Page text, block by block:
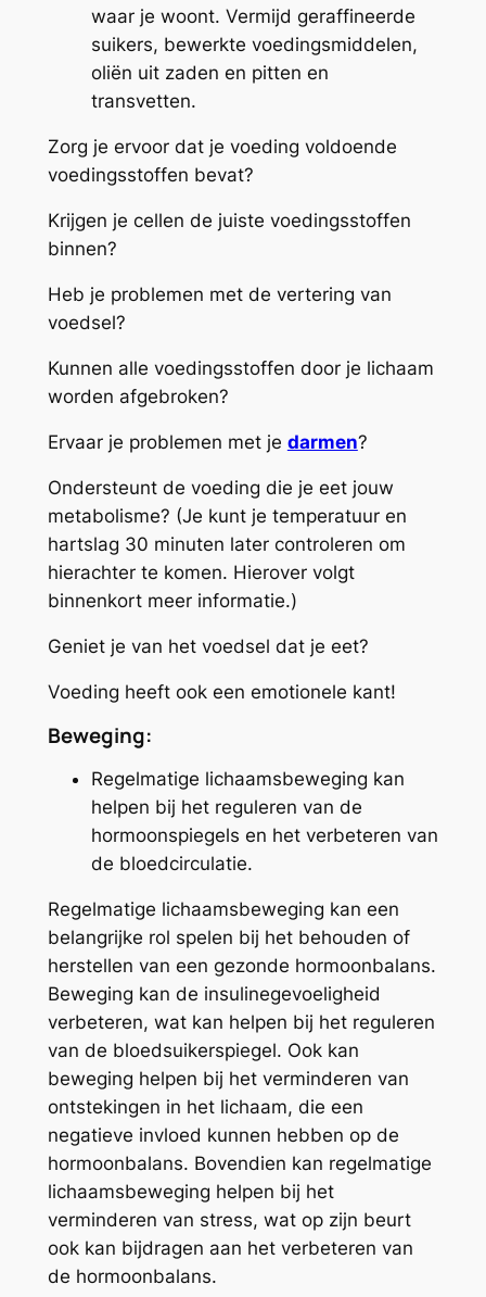
waar je woont. Vermijd geraffineerde
suikers, bewerkte voedingsmiddelen,
oliën uit zaden en pitten en
transvetten.
Zorg je ervoor dat je voeding voldoende
voedingsstoffen bevat?
Krijgen je cellen de juiste voedingsstoffen
binnen?
Heb je problemen met de vertering van
voedsel?
Kunnen alle voedingsstoffen door je lichaam
worden afgebroken?
Ervaar je problemen met je darmen?
Ondersteunt de voeding die je eet jouw
metabolisme? (Je kunt je temperatuur en
hartslag 30 minuten later controleren om
hierachter te komen. Hierover volgt
binnenkort meer informatie.)
Geniet je van het voedsel dat je eet?
Voeding heeft ook een emotionele kant!
Beweging:
Regelmatige lichaamsbeweging kan
helpen bij het reguleren van de
hormoonspiegels en het verbeteren van
de bloedcirculatie.
Regelmatige lichaamsbeweging kan een
belangrijke rol spelen bij het behouden of
herstellen van een gezonde hormoonbalans.
Beweging kan de insulinegevoeligheid
verbeteren, wat kan helpen bij het reguleren
van de bloedsuikerspiegel. Ook kan
beweging helpen bij het verminderen van
ontstekingen in het lichaam, die een
negatieve invloed kunnen hebben op de
hormoonbalans. Bovendien kan regelmatige
lichaamsbeweging helpen bij het
verminderen van stress, wat op zijn beurt
ook kan bijdragen aan het verbeteren van
de hormoonbalans.